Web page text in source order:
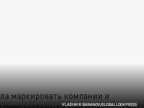
VLADIMIR BARANOV/GLOBALLOOKPRESS